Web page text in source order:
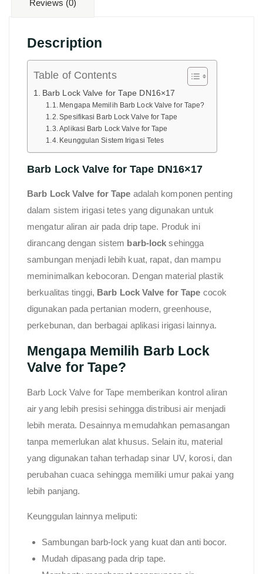
Reviews (0)
Description
Table of Contents
Barb Lock Valve for Tape DN16×17
Mengapa Memilih Barb Lock Valve for Tape?
Spesifikasi Barb Lock Valve for Tape
Aplikasi Barb Lock Valve for Tape
Keunggulan Sistem Irigasi Tetes
Barb Lock Valve for Tape DN16×17
Barb Lock Valve for Tape adalah komponen penting
dalam sistem irigasi tetes yang digunakan untuk
mengatur aliran air pada drip tape. Produk ini
dirancang dengan sistem barb-lock sehingga
sambungan menjadi lebih kuat, rapat, dan mampu
meminimalkan kebocoran. Dengan material plastik
berkualitas tinggi, Barb Lock Valve for Tape cocok
digunakan pada pertanian modern, greenhouse,
perkebunan, dan berbagai aplikasi irigasi lainnya.
Mengapa Memilih Barb Lock
Valve for Tape?
Barb Lock Valve for Tape memberikan kontrol aliran
air yang lebih presisi sehingga distribusi air menjadi
lebih merata. Desainnya memudahkan pemasangan
tanpa memerlukan alat khusus. Selain itu, material
yang digunakan tahan terhadap sinar UV, korosi, dan
perubahan cuaca sehingga memiliki umur pakai yang
lebih panjang.
Keunggulan lainnya meliputi:
Sambungan barb-lock yang kuat dan anti bocor.
Mudah dipasang pada drip tape.